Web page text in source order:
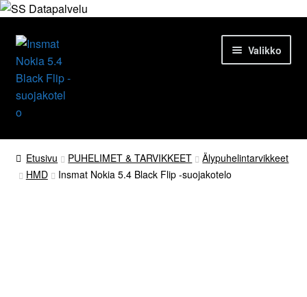
Siirry
navigointiin
Siirry
sisältöön
Valikko
Etusivu
Tuotteet
Etusivu PUHELIMET & TARVIKKEET
Älypuhelintarvikkeet
HMD
Insmat Nokia 5.4 Black Flip -suojakotelo